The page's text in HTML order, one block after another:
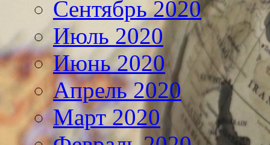
Сентябрь 2020
Июль 2020
Июнь 2020
Апрель 2020
Март 2020